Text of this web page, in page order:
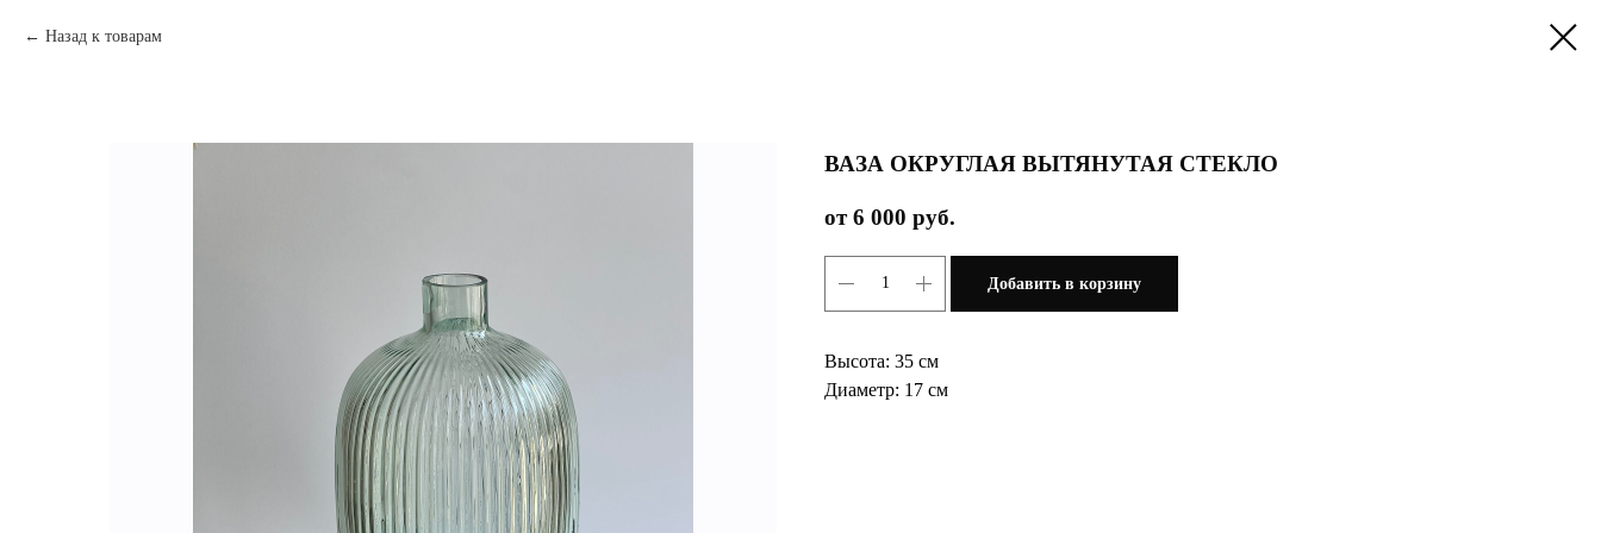
Назад к товарам
ВАЗА ОКРУГЛАЯ ВЫТЯНУТАЯ СТЕКЛО
6 000 руб.
Добавить в корзину
Высота: 35 см
Диаметр: 17 см